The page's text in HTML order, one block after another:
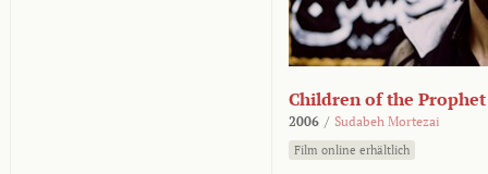
Children of the Prophet
2006 / Sudabeh Mortezai
Film online erhältlich